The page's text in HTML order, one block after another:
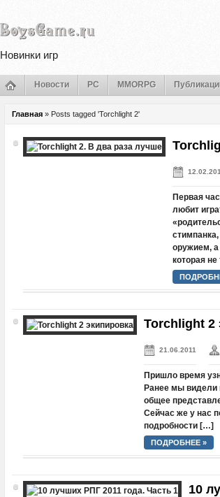
Новинки игр
Новости PC MMORPG
Главная » Posts tagged 'Torchlight 2'
Первая
любит
оружием, а
которая
Torchlight 2
21.06.2011
Пришло время
Ранее мы видели
общее
Сейчас же у нас
подробности […]
ПОДРОБНЕЕ »
10